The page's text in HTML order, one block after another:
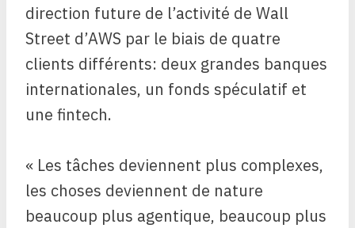
direction future de l’activité de Wall
Street d’AWS par le biais de quatre
clients différents: deux grandes banques
internationales, un fonds spéculatif et
une fintech.
« Les tâches deviennent plus complexes,
les choses deviennent de nature
beaucoup plus agentique, beaucoup plus